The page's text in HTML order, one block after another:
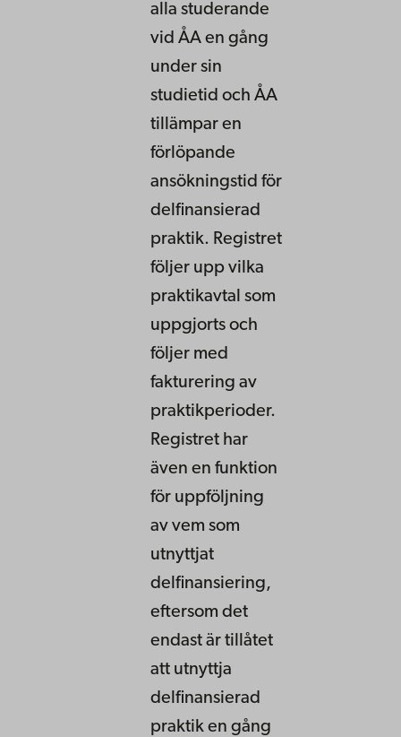
alla studerande
vid ÅA en gång
under sin
studietid och ÅA
tillämpar en
förlöpande
ansökningstid för
delfinansierad
praktik. Registret
följer upp vilka
praktikavtal som
uppgjorts och
följer med
fakturering av
praktikperioder.
Registret har
även en funktion
för uppföljning
av vem som
utnyttjat
delfinansiering,
eftersom det
endast är tillåtet
att utnyttja
delfinansierad
praktik en gång